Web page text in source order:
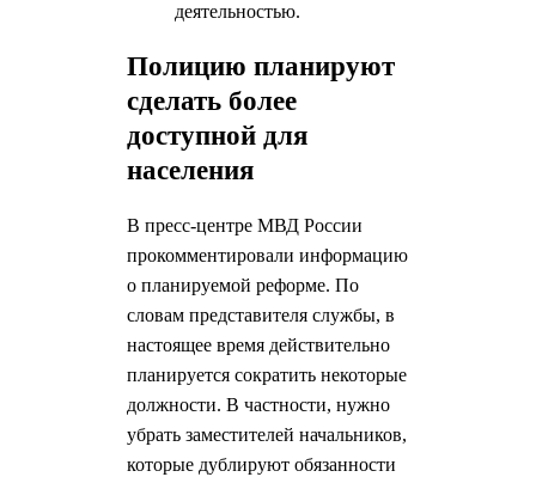
деятельностью.
Полицию планируют
сделать более
доступной для
населения
В пресс-центре МВД России
прокомментировали информацию
о планируемой реформе. По
словам представителя службы, в
настоящее время действительно
планируется сократить некоторые
должности. В частности, нужно
убрать заместителей начальников,
которые дублируют обязанности